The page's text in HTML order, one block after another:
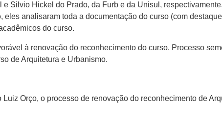
Silvio Hickel do Prado, da Furb e da Unisul,
analisaram toda a documentação do curso (com
do curso.
à renovação do reconhecimento do curso. Processo
de Arquitetura e Urbanismo.
Orço, o processo de renovação do reconhecimento de